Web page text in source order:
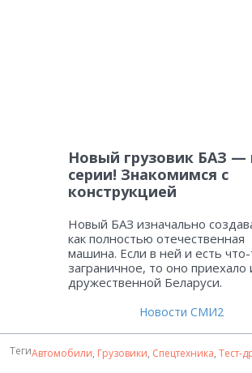
Новый грузовик БАЗ —
серии! Знакомимся с
конструкцией
Новый БАЗ изначально
как полностью отечественная
машина. Если в ней и есть
заграничное, то оно приехало
дружественной Беларуси.
Новости СМИ2
ТегиАвтомобили, Грузовики, Спецтехника, Тест-